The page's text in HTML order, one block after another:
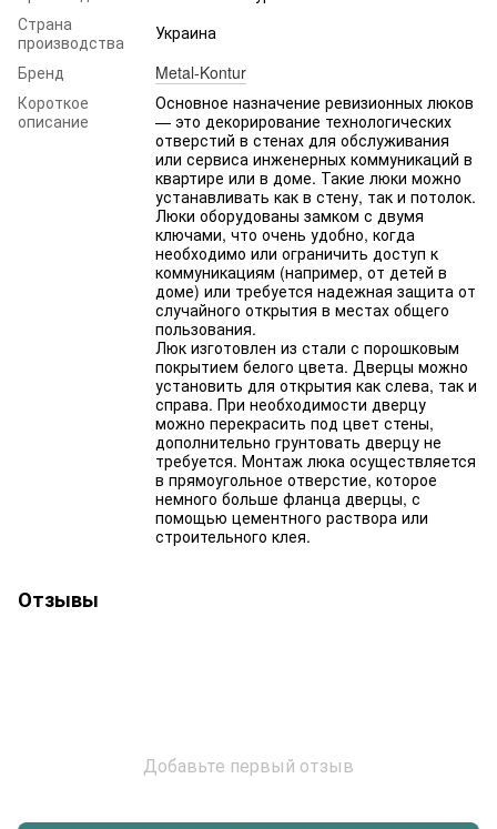
Страна
производства
Украина
Бренд
Metal-Kontur
Короткое
описание
Основное назначение ревизионных люков
— это декорирование технологических
отверстий в стенах для обслуживания
или сервиса инженерных коммуникаций в
квартире или в доме. Такие люки можно
устанавливать как в стену, так и потолок.
Люки оборудованы замком с двумя
ключами, что очень удобно, когда
необходимо или ограничить доступ к
коммуникациям (например, от детей в
доме) или требуется надежная защита от
случайного открытия в местах общего
пользования.
Люк изготовлен из стали с порошковым
покрытием белого цвета. Дверцы можно
установить для открытия как слева, так и
справа. При необходимости дверцу
можно перекрасить под цвет стены,
дополнительно грунтовать дверцу не
требуется. Монтаж люка осуществляется
в прямоугольное отверстие, которое
немного больше фланца дверцы, с
помощью цементного раствора или
строительного клея.
Отзывы
Добавьте первый отзыв